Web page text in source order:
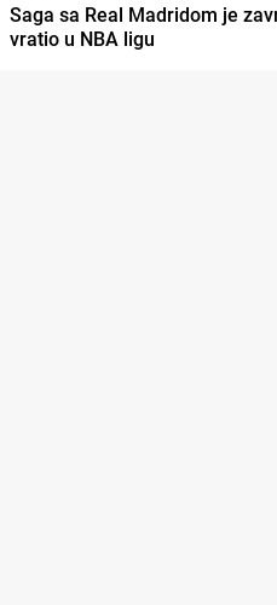
Saga sa Real Madridom je
vratio u NBA ligu